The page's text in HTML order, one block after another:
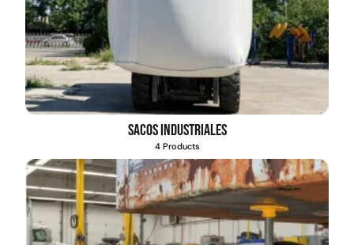
Sacos industriales
4 Products